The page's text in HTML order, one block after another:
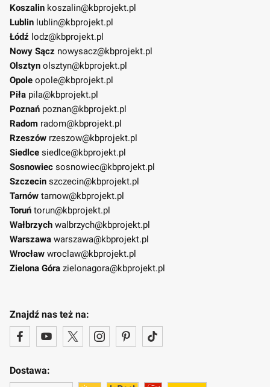
Koszalin koszalin@kbprojekt.pl
Lublin lublin@kbprojekt.pl
Łódź lodz@kbprojekt.pl
Nowy Sącz nowysacz@kbprojekt.pl
Olsztyn olsztyn@kbprojekt.pl
Opole opole@kbprojekt.pl
Piła pila@kbprojekt.pl
Poznań poznan@kbprojekt.pl
Radom radom@kbprojekt.pl
Rzeszów rzeszow@kbprojekt.pl
Siedlce siedlce@kbprojekt.pl
Sosnowiec sosnowiec@kbprojekt.pl
Szczecin szczecin@kbprojekt.pl
Tarnów tarnow@kbprojekt.pl
Toruń torun@kbprojekt.pl
Wałbrzych walbrzych@kbprojekt.pl
Warszawa warszawa@kbprojekt.pl
Wrocław wroclaw@kbprojekt.pl
Zielona Góra zielonagora@kbprojekt.pl
Znajdź nas też na:
Dostawa: